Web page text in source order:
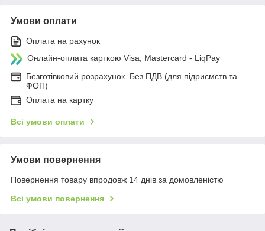
Умови оплати
Оплата на рахунок
Онлайн-оплата карткою Visa, Mastercard - LiqPay
Безготівковий розрахунок. Без ПДВ (для підриємств та
ФОП)
Оплата на картку
Всі умови оплати
Умови повернення
Повернення товару впродовж 14 днів за домовленістю
Всі умови повернення